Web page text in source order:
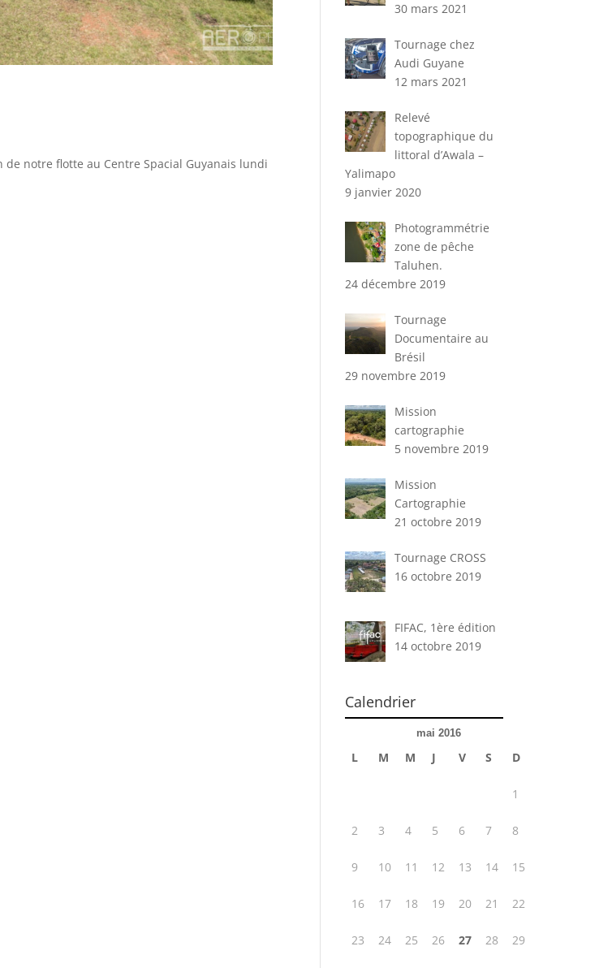
notre flotte au Centre Spacial Guyanais lundi
30 mars 2021
Tournage chez
Audi Guyane
12 mars 2021
Relevé
topographique du
littoral d’Awala –
Yalimapo
9 janvier 2020
Photogrammétrie
zone de pêche
Taluhen.
24 décembre 2019
Tournage
Documentaire au
Brésil
29 novembre 2019
Mission
cartographie
5 novembre 2019
Mission
Cartographie
21 octobre 2019
Tournage CROSS
16 octobre 2019
FIFAC, 1ère édition
14 octobre 2019
Calendrier
mai 2016
L M M J V S D
1
2 3 4 5 6 7 8
9 10 11 12 13 14 15
16 17 18 19 20 21 22
23 24 25 26 27 28 29